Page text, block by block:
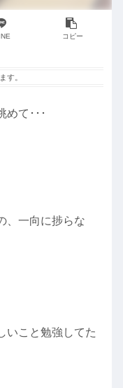
コピー
す。
めて･･･
、一向に捗らな
いこと勉強してた